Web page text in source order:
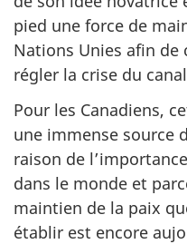
pied une force de
Nations Unies afin
régler la crise du
Pour les Canadiens,
une immense source
raison de
dans le monde et
maintien de la paix
établir est encore